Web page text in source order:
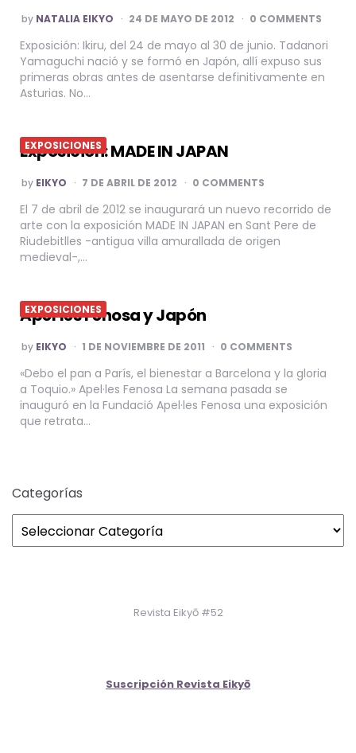
POSTED
BY
by NATALIA EIKYO 24 DE MAYO DE 2012 0 COMMENTS
Exposición: Ikiru, del 24 de mayo al 30 de junio. Tadanori
Yamaguchi nació y se formó en Japón, allí expuso sus
primeras obras antes de asentarse definitivamente en
Asturias. No…
EXPOSICIONES
Exposición: MADE IN JAPAN
POSTED
BY
by EIKYO 7 DE ABRIL DE 2012 0 COMMENTS
El 7 de abril de 2012 se inaugurará un nuevo recorrido de
arte con la exposición MADE IN JAPAN en Sant Pere de
Riudebitlles -antigua villa amurallada de origen
medieval-,…
EXPOSICIONES
Apel·les Fenosa y Japón
POSTED
BY
by EIKYO 1 DE NOVIEMBRE DE 2011 0 COMMENTS
«Debo el pan a París, el bienestar a Barcelona y la gloria
a Toquio.» Apel·les Fenosa La semana pasada se
inauguró en la Fundació Apel·les Fenosa una exposición
que retrata…
Categorías
Revista Eikyō #52
Suscripción Revista Eikyō